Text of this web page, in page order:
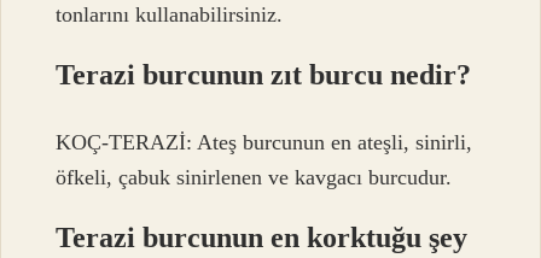
tonlarını kullanabilirsiniz.
Terazi burcunun zıt burcu nedir?
KOÇ-TERAZİ: Ateş burcunun en ateşli, sinirli,
öfkeli, çabuk sinirlenen ve kavgacı burcudur.
Terazi burcunun en korktuğu şey